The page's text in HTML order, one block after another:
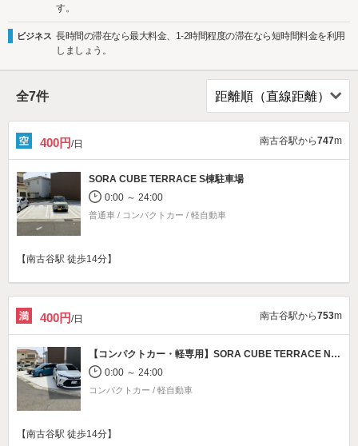
す。
ビジネス 長時間の滞在なら最大料金、1-2時間程度の滞在なら短時間料金を利用
しましょう。
全7件
400円/日 南古谷駅から747m
SORA CUBE TERRACE S棟駐車場
0:00 ～ 24:00
普通車 / コンパクトカー / 軽自動車
【南古谷駅 徒歩14分】
400円/日 南古谷駅から753m
【コンパクトカー・軽専用】 SORA CUBE TERRACE N棟駐車場
0:00 ～ 24:00
コンパクトカー / 軽自動車
【南古谷駅 徒歩14分】